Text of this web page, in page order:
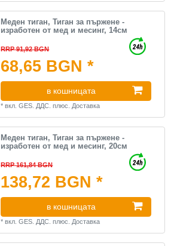
Меден тиган, Тиган за пържене -
изработен от мед и месинг, 14см
RRP 91,92 BGN
68,65 BGN *
в кошницата
*вкл. GES. ДДС. плюс. Доставка
Меден тиган, Тиган за пържене -
изработен от мед и месинг, 20см
RRP 161,84 BGN
138,72 BGN *
в кошницата
*вкл. GES. ДДС. плюс. Доставка